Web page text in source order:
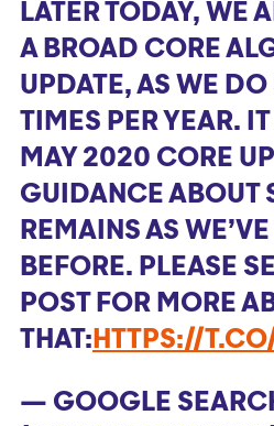
LATER TODAY, WE
A BROAD CORE
UPDATE, AS WE DO
TIMES PER YEAR.
MAY 2020 CORE
GUIDANCE ABOUT
REMAINS AS
BEFORE. PLEASE
POST FOR MORE
THAT:HTTPS://
— GOOGLE